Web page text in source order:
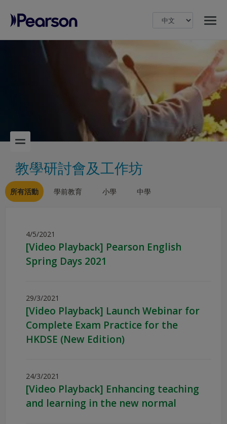
Pearson
教學研討會及工作坊
所有活動 學前教育 小學 中學
4/5/2021
[Video Playback] Pearson English
Spring Days 2021
29/3/2021
[Video Playback] Launch Webinar for
Complete Exam Practice for the
HKDSE (New Edition)
24/3/2021
[Video Playback] Enhancing teaching
and learning in the new normal